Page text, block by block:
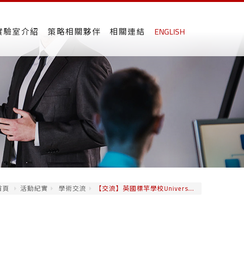
驗室介紹 策略相關夥伴 相關連結 ENGLISH
頁 活動紀實 學術交流 【交流】英國標竿學校Univers...